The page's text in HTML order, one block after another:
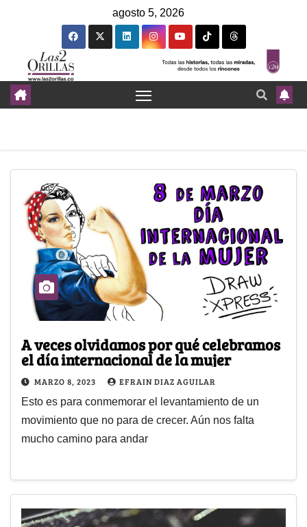
agosto 5, 2026
A veces olvidamos por qué celebramos
el día internacional de la mujer
MARZO 8, 2023 EFRAIN DIAZ AGUILAR
Esto es para conmemorar el levantamiento de un
movimiento que no para de crecer. Aún nos falta
mucho camino para andar